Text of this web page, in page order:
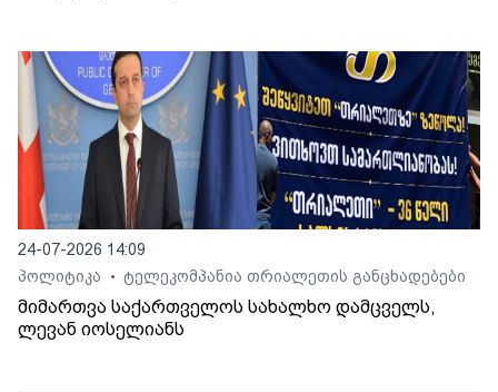
24-07-2026 14:09
პოლიტიკა
• ტელეკომპანია თრიალეთის განცხადებები
მიმართვა საქართველოს სახალხო დამცველს,
ლევან იოსელიანს